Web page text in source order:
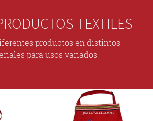
TEXTILES
productos en distintos
para usos variados